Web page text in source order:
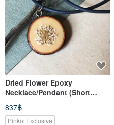
Dried Flower Epoxy
Necklace/Pendant (Short
Style)
837฿
Pinkoi Exclusive